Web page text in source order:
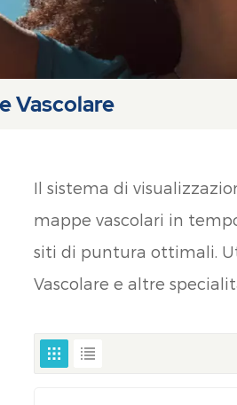
Vascolare
Il sistema di
mappe vascolari in
siti di puntura ottimali.
Vascolare e altre